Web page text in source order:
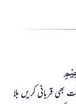
قربانی کریں بلا